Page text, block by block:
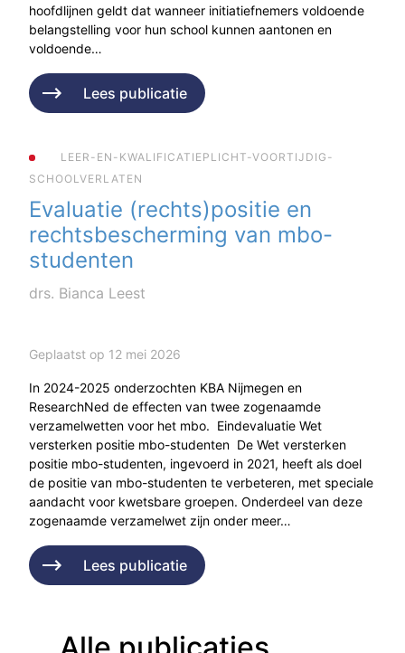
hoofdlijnen geldt dat wanneer initiatiefnemers voldoende
belangstelling voor hun school kunnen aantonen en
voldoende…
Lees publicatie
LEER-EN-KWALIFICATIEPLICHT-VOORTIJDIG-
SCHOOLVERLATEN
Evaluatie (rechts)positie en
rechtsbescherming van mbo-
studenten
drs. Bianca Leest
Geplaatst op 12 mei 2026
In 2024-2025 onderzochten KBA Nijmegen en
ResearchNed de effecten van twee zogenaamde
verzamelwetten voor het mbo. Eindevaluatie Wet
versterken positie mbo-studenten De Wet versterken
positie mbo-studenten, ingevoerd in 2021, heeft als doel
de positie van mbo-studenten te verbeteren, met speciale
aandacht voor kwetsbare groepen. Onderdeel van deze
zogenaamde verzamelwet zijn onder meer…
Lees publicatie